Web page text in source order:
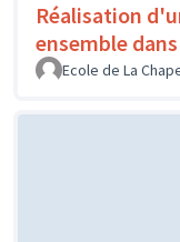
Réalisation
ensemble
Ecole de La